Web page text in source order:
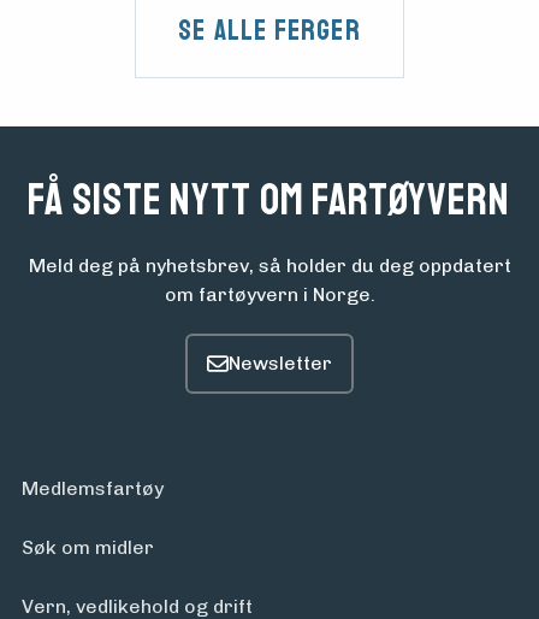
Se alle Ferger
Få siste nytt om fartøyvern
Meld deg på nyhetsbrev, så holder du deg oppdatert
om fartøyvern i Norge.
Medlemsfartøy
Søk om midler
Vern, vedlikehold og drift